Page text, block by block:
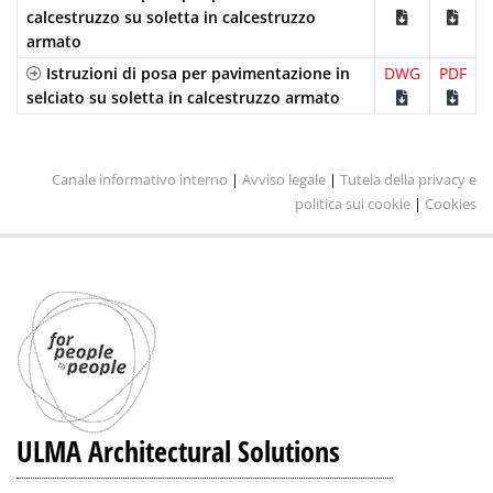
calcestruzzo su soletta in calcestruzzo
armato
Istruzioni di posa per pavimentazione in
selciato su soletta in calcestruzzo armato
DWG PDF
Canale informativo interno | Avviso legale | Tutela della privacy e
politica sui cookie | Cookies
ULMA Architectural Solutions